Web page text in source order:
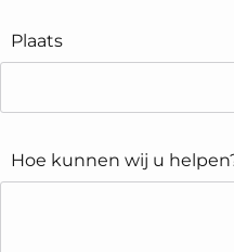
Plaats
Hoe kunnen wij u